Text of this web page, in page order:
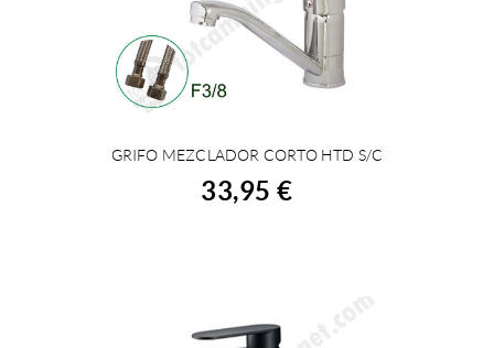
COMPRAR
GRIFO MEZCLADOR CORTO HTD S/C
33,95 €